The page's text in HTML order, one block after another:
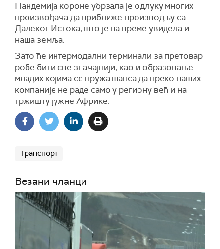
Пандемија короне убрзала је одлуку многих
произвођача да приближе производњу са
Далеког Истока, што је на време увидела и
наша земља.
Зато ће интермодални терминали за претовар
робе бити све значајнији, као и образовање
младих којима се пружа шанса да преко наших
компаније не раде само у региону већ и на
тржишту јужне Африке.
Транспорт
Везани чланци